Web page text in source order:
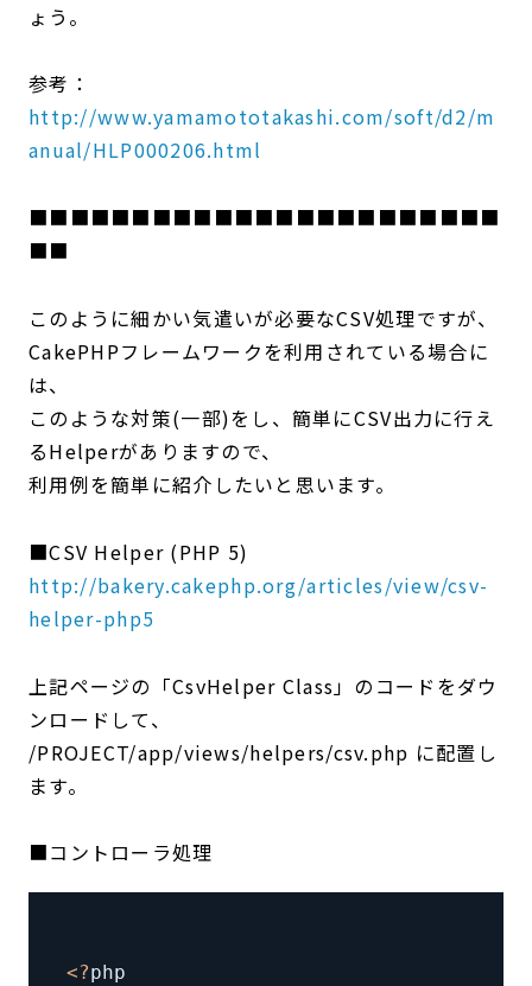
ょう。
参考：
http://www.yamamototakashi.com/soft/d2/m
anual/HLP000206.html
■■■■■■■■■■■■■■■■■■■■■■■
■■
このように細かい気遣いが必要なCSV処理ですが、
CakePHPフレームワークを利用されている場合に
は、
このような対策(一部)をし、簡単にCSV出力に行え
るHelperがありますので、
利用例を簡単に紹介したいと思います。
■CSV Helper (PHP 5)
http://bakery.cakephp.org/articles/view/csv-
helper-php5
上記ページの「CsvHelper Class」のコードをダウ
ンロードして、
/PROJECT/app/views/helpers/csv.php に配置し
ます。
■コントローラ処理
<?